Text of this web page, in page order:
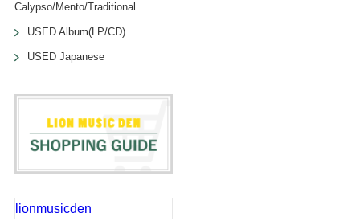
Calypso/Mento/Traditional
USED Album(LP/CD)
USED Japanese
lionmusicden